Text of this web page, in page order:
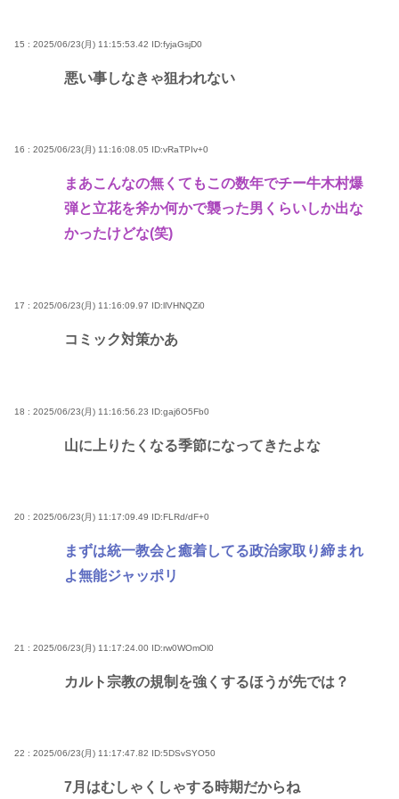
15 : 2025/06/23(月) 11:15:53.42 ID:fyjaGsjD0
悪い事しなきゃ狙われない
16 : 2025/06/23(月) 11:16:08.05 ID:vRaTPIv+0
まあこんなの無くてもこの数年でチー牛木村爆
弾と立花を斧か何かで襲った男くらいしか出な
かったけどな(笑)
17 : 2025/06/23(月) 11:16:09.97 ID:llVHNQZi0
コミック対策かあ
18 : 2025/06/23(月) 11:16:56.23 ID:gaj6O5Fb0
山に上りたくなる季節になってきたよな
20 : 2025/06/23(月) 11:17:09.49 ID:FLRd/dF+0
まずは統一教会と癒着してる政治家取り締まれ
よ無能ジャッポリ
21 : 2025/06/23(月) 11:17:24.00 ID:rw0WOmOl0
カルト宗教の規制を強くするほうが先では？
22 : 2025/06/23(月) 11:17:47.82 ID:5DSvSYO50
7月はむしゃくしゃする時期だからね